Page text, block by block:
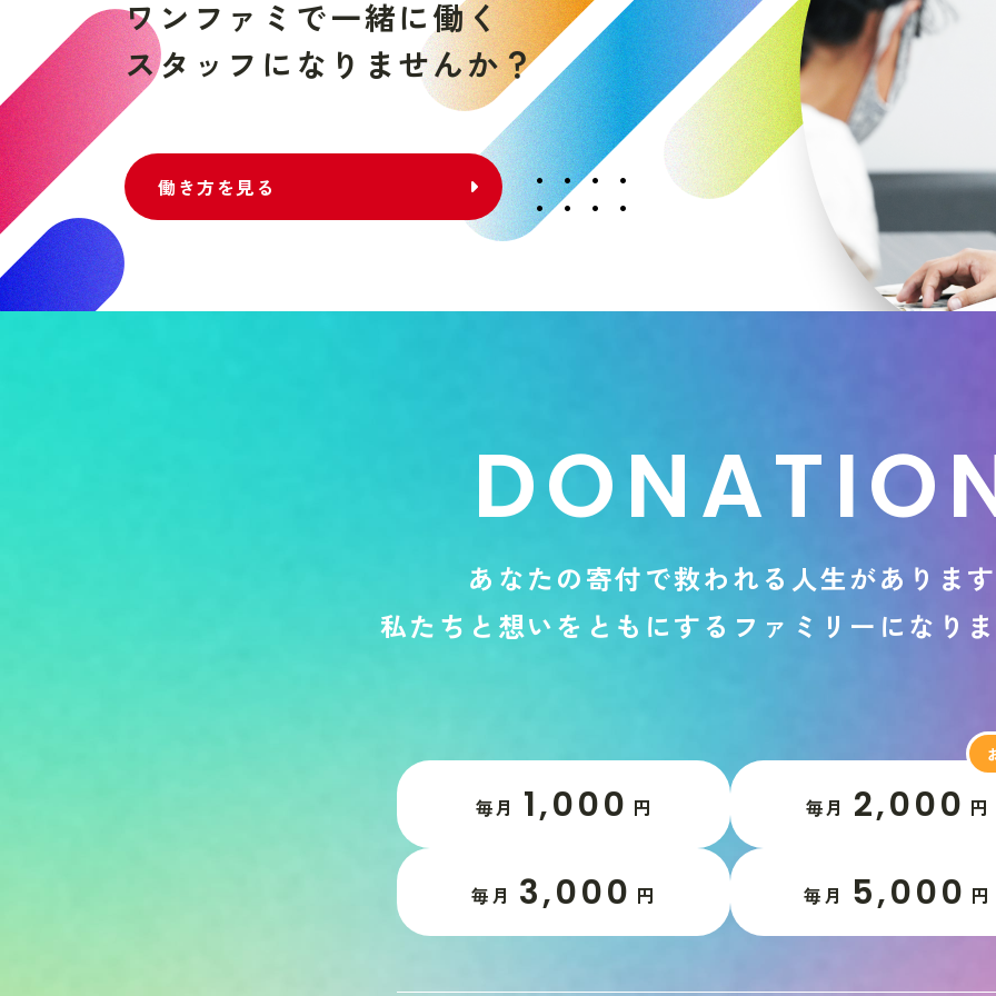
ワ ン フ ァ ミ で一緒に働く
スタ ッ フ に な り ませんか？
働き方を見る
DONATIO
あ なたの寄付で救われる 人生があ り ま す
私た ち と 想いを と も にする フ ァ ミ リ ー に な り ま
毎月 1,000 円 毎月 2,000 円
毎月 3,000 円 毎月 5,000 円